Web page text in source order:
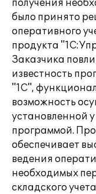
получения
было принято
оперативного
продукта
Заказчика
известность
"1С",
возможность
установленной
программой.
обеспечивает
ведения
необходимых
складского